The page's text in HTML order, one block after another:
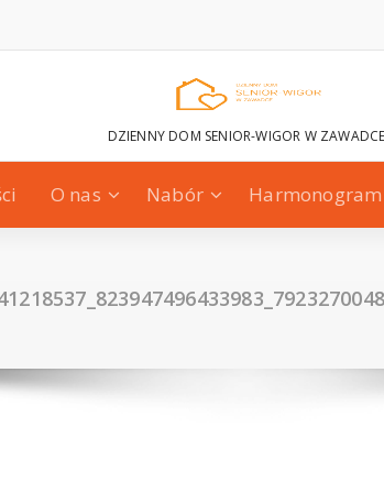
DZIENNY DOM SENIOR-WIGOR W ZAWADCE
O nas Nabór Harmonogram